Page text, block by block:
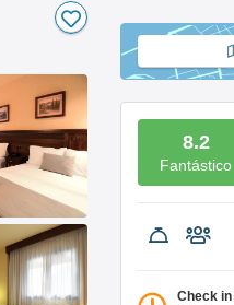
8.2
Fantástico
Check in